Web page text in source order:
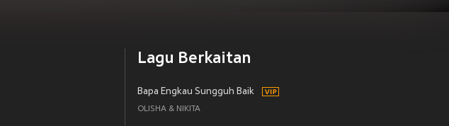
Lagu Berkaitan
Bapa Engkau Sungguh Baik
OLISHA & NIKITA